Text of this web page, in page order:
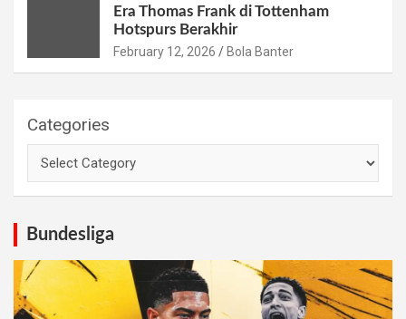
Era Thomas Frank di Tottenham
Hotspurs Berakhir
February 12, 2026 Bola Banter
Categories
Bundesliga